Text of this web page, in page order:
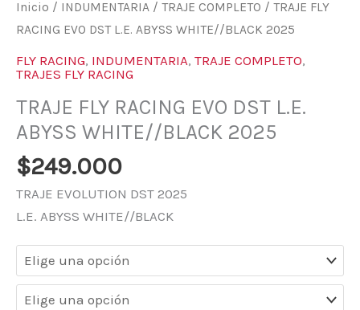
Inicio / INDUMENTARIA / TRAJE COMPLETO / TRAJE FLY
RACING EVO DST L.E. ABYSS WHITE//BLACK 2025
FLY RACING, INDUMENTARIA, TRAJE COMPLETO,
TRAJES FLY RACING
TRAJE FLY RACING EVO DST L.E.
ABYSS WHITE//BLACK 2025
$249.000
TRAJE EVOLUTION DST 2025
L.E. ABYSS WHITE//BLACK